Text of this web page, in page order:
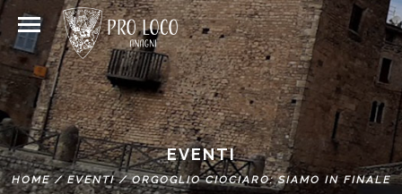
EVENTI
HOME/EVENTI/ORGOGLIO CIOCIARO: SIAMO IN FINALE